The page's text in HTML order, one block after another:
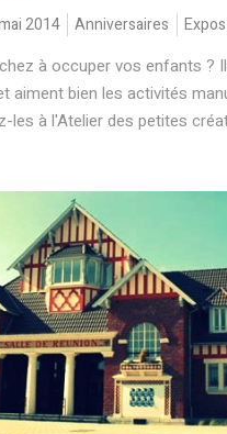
2014 Anniversaires
à occuper vos enfants ?
aiment bien les activités
les à l'Atelier des petites